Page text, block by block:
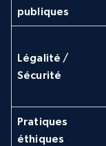
publiques
Légalité /
Sécurité
Pratiques
éthiques